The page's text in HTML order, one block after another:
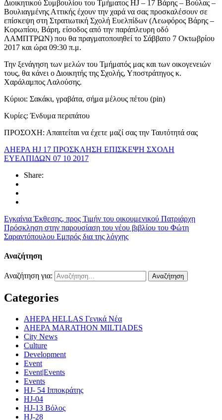
Διοικητικού Συμβουλίου του Τμήματος HJ – 17 Βάρης – Βούλας –
Βουλιαγμένης Αττικής έχουν την χαρά να σας προσκαλέσουν σε
επίσκεψη στη Στρατιωτική Σχολή Ευελπίδων (Λεωφόρος Βάρης –
Κορωπίου, Βάρη, είσοδος από την παράπλευρη οδό
ΛΑΜΠΤΡΩΝ) που θα πραγματοποιηθεί το Σάββατο 7 Οκτωβρίου
2017 και ώρα 09:30 π.μ.
Την ξενάγηση των μελών του Τμήματός μας και των οικογενειών
τους, θα κάνει ο Διοικητής της Σχολής, Υποστράτηγος κ.
Χαράλαμπος Λαλούσης.
Κύριοι: Σακάκι, γραβάτα, σήμα μέλους πέτου (pin)
Κυρίες: Ένδυμα περιπάτου
ΠΡΟΣΟΧΗ: Απαιτείται να έχετε μαζί σας την Ταυτότητά σας
AHEPA HJ 17 ΠΡΟΣΚΛΗΣΗ ΕΠΙΣΚΕΨΗ ΣΧΟΛΗ
ΕΥΕΛΠΙΔΩΝ 07 10 2017
Share:
Εγκαίνια Έκθεσης, προς Τιμήν του οικουμενικού Πατριάρχη
Πρόσκληση στην παρουσίαση του νέου βιβλίου του Φώτη
Σαραντόπουλου Εμπρός δια της λόγχης
Αναζήτηση
Αναζήτηση για:
Categories
AHEPA HELLAS Γενικά Νέα
AHEPA MARATHON MILTIADES
City News
Culture
Development
Event
Event|Events
Events
HJ- 54 Ιπποκράτης
HJ-04
HJ-13 Βόλος
HJ-28